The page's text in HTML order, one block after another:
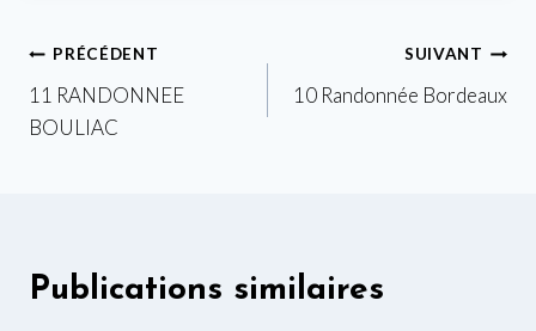
Navigation
de
PRÉCÉDENT
11 RANDONNEE
BOULIAC
SUIVANT
10 Randonnée Bordeaux
Publications similaires